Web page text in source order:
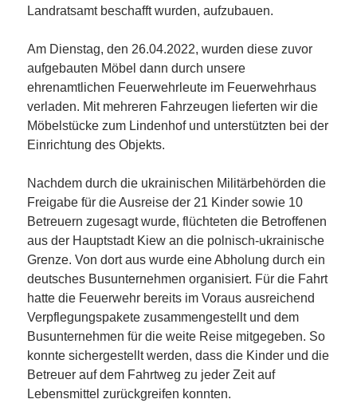
Landratsamt beschafft wurden, aufzubauen.
Am Dienstag, den 26.04.2022, wurden diese zuvor
aufgebauten Möbel dann durch unsere
ehrenamtlichen Feuerwehrleute im Feuerwehrhaus
verladen. Mit mehreren Fahrzeugen lieferten wir die
Möbelstücke zum Lindenhof und unterstützten bei der
Einrichtung des Objekts.
Nachdem durch die ukrainischen Militärbehörden die
Freigabe für die Ausreise der 21 Kinder sowie 10
Betreuern zugesagt wurde, flüchteten die Betroffenen
aus der Hauptstadt Kiew an die polnisch-ukrainische
Grenze. Von dort aus wurde eine Abholung durch ein
deutsches Busunternehmen organisiert. Für die Fahrt
hatte die Feuerwehr bereits im Voraus ausreichend
Verpflegungspakete zusammengestellt und dem
Busunternehmen für die weite Reise mitgegeben. So
konnte sichergestellt werden, dass die Kinder und die
Betreuer auf dem Fahrtweg zu jeder Zeit auf
Lebensmittel zurückgreifen konnten.